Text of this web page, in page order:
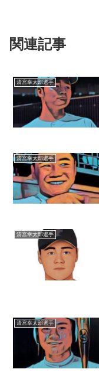
関連記事
清宮幸太郎選手
清宮幸太郎選手
清宮幸太郎選手
清宮幸太郎選手